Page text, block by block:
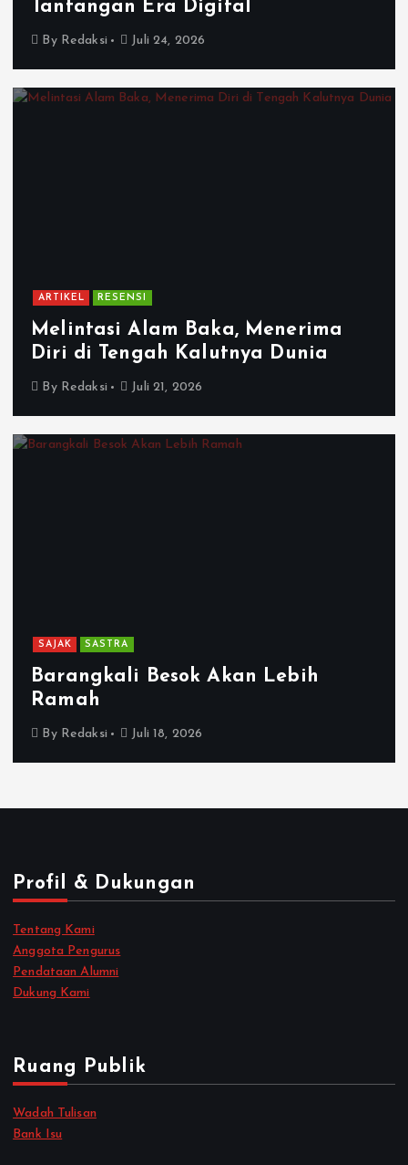
Tantangan Era Digital
By Redaksi Juli 24, 2026
ARTIKEL RESENSI
Melintasi Alam Baka, Menerima
Diri di Tengah Kalutnya Dunia
By Redaksi Juli 21, 2026
SAJAK SASTRA
Barangkali Besok Akan Lebih
Ramah
By Redaksi Juli 18, 2026
Profil & Dukungan
Tentang Kami
Anggota Pengurus
Pendataan Alumni
Dukung Kami
Ruang Publik
Wadah Tulisan
Bank Isu